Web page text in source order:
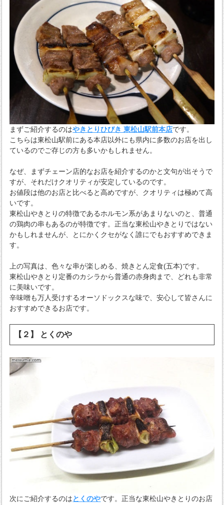
まずご紹介するのはやきとりひびき 東松山駅前本店です。
こちらは東松山駅前にある本店以外にも県内に多数のお店を出し
ているのでご存じの方も多いかもしれません。
なぜ、まずチェーン店的なお店を紹介するのかと文句が出そうで
すが、それだけクオリティが安定しているのです。
お値段は他のお店と比べると高めですが、クオリティは極めて高
いです。
東松山やきとりの特徴であるホルモン系があまりないのと、普通
の鶏肉の串もあるのが特徴です。正当な東松山やきとりではない
かもしれませんが、とにかくクセがなく誰にでもおすすめできま
す。
上の写真は、色々な串が楽しめる、焼きとん定食(五本)です。
東松山やきとり定番のカシラから普通の赤身肉まで、どれも非常
に美味いです。
辛味噌も万人受けするオーソドックスな味で、安心して皆さんに
おすすめできるお店です。
【２】 とくのや
次にご紹介するのはとくのやです。正当な東松山やきとりのお店